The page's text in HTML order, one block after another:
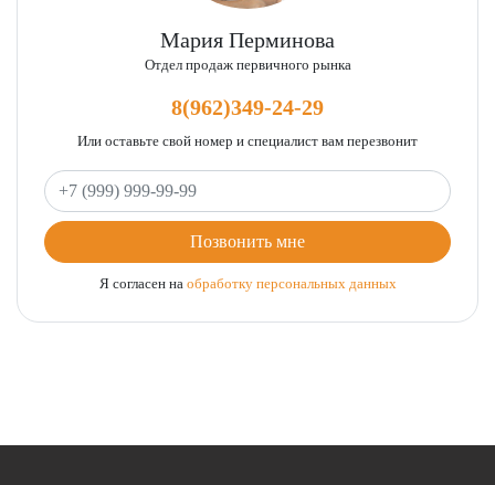
Мария Перминова
Отдел продаж первичного рынка
8(962)349-24-29
Или оставьте свой номер и специалист вам перезвонит
Позвонить мне
Я согласен на обработку персональных данных